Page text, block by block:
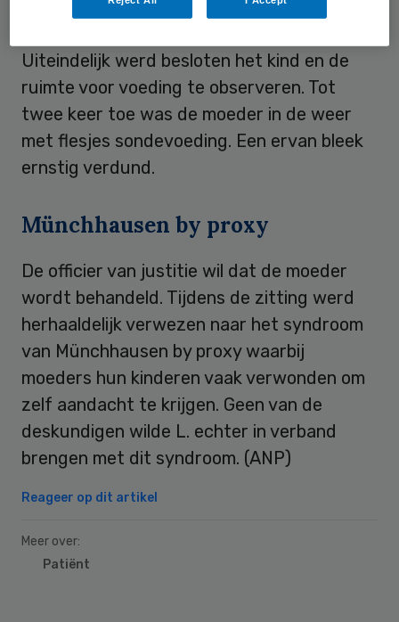
Voor de ernstige ondervoeding kon het
Uiteindelijk werd besloten het kind en de
ruimte voor voeding te observeren. Tot
twee keer toe was de moeder in de weer
met flesjes sondevoeding. Een ervan bleek
ernstig verdund.
Münchhausen by proxy
De officier van justitie wil dat de moeder
wordt behandeld. Tijdens de zitting werd
herhaaldelijk verwezen naar het syndroom
van Münchhausen by proxy waarbij
moeders hun kinderen vaak verwonden om
zelf aandacht te krijgen. Geen van de
deskundigen wilde L. echter in verband
brengen met dit syndroom. (ANP)
Reageer op dit artikel
Meer over:
Patiënt